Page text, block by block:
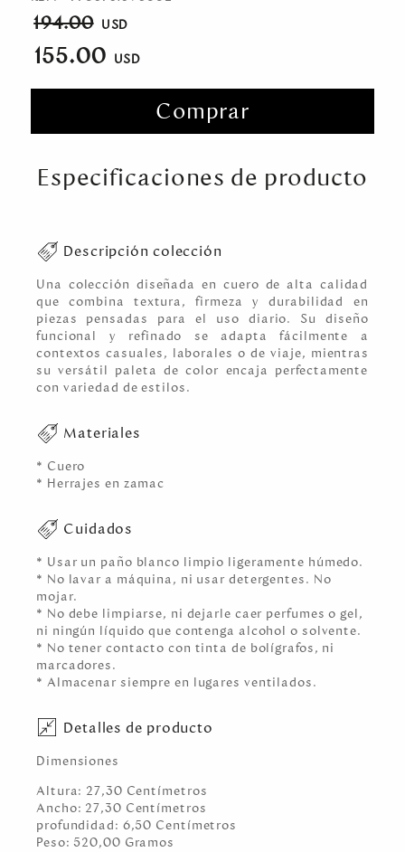
194.00
155.00
Comprar
Especificaciones de producto
Descripción colección
Una colección diseñada en cuero de alta calidad
que combina textura, firmeza y durabilidad en
piezas pensadas para el uso diario. Su diseño
funcional y refinado se adapta fácilmente a
contextos casuales, laborales o de viaje, mientras
su versátil paleta de color encaja perfectamente
con variedad de estilos.
Materiales
* Cuero
* Herrajes en zamac
Cuidados
* Usar un paño blanco limpio ligeramente húmedo.
* No lavar a máquina, ni usar detergentes. No
mojar.
* No debe limpiarse, ni dejarle caer perfumes o gel,
ni ningún líquido que contenga alcohol o solvente.
* No tener contacto con tinta de bolígrafos, ni
marcadores.
* Almacenar siempre en lugares ventilados.
Detalles de producto
Dimensiones
Altura: 27,30 Centímetros
Ancho: 27,30 Centímetros
profundidad: 6,50 Centímetros
Peso:520,00 Gramos